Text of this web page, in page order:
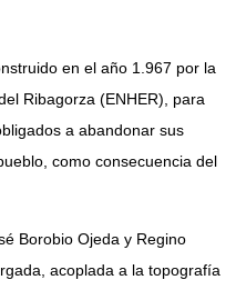
en el año 1.967 por la
Ribagorza (ENHER), para
a abandonar sus
como consecuencia del
Borobio Ojeda y Regino
acoplada a la topografía